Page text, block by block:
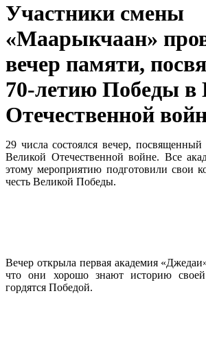
Участники смены
«Маарыкчаан»
вечер памяти,
70-летию Победы в
Отечественной
29 числа состоялся вечер,
Великой Отечественной войне. Все
этому мероприятию подготовили свои
честь Великой Победы.
Вечер открыла первая академия
что они хорошо знают историю
гордятся Победой.